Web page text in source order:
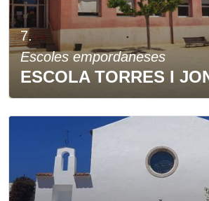
7.
Escoles empordaneses
ESCOLA TORRES I